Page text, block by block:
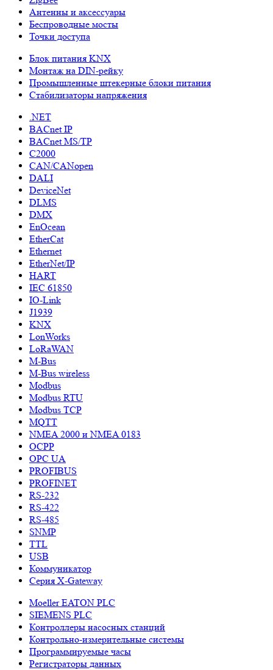
Антенны и аксессуары
Беспроводные мосты
Точки доступа
Блок питания KNX
Монтаж на DIN-рейку
Промышленные штекерные блоки питания
Стабилизаторы напряжения
.NET
BACnet IP
BACnet MS/TP
C2000
CAN/CANopen
DALI
DeviceNet
DLMS
DMX
EnOcean
EtherCat
Ethernet
EtherNet/IP
HART
IEC 61850
IO-Link
J1939
KNX
LonWorks
LoRaWAN
M-Bus
M-Bus wireless
Modbus
Modbus RTU
Modbus TCP
MQTT
NMEA 2000 и NMEA 0183
OCPP
OPC UA
PROFIBUS
PROFINET
RS-232
RS-422
RS-485
SNMP
TTL
USB
Коммуникатор
Серия X-Gateway
Moeller EATON PLC
SIEMENS PLC
Контроллеры насосных станций
Контрольно-измерительные системы
Программируемые часы
Регистраторы данных